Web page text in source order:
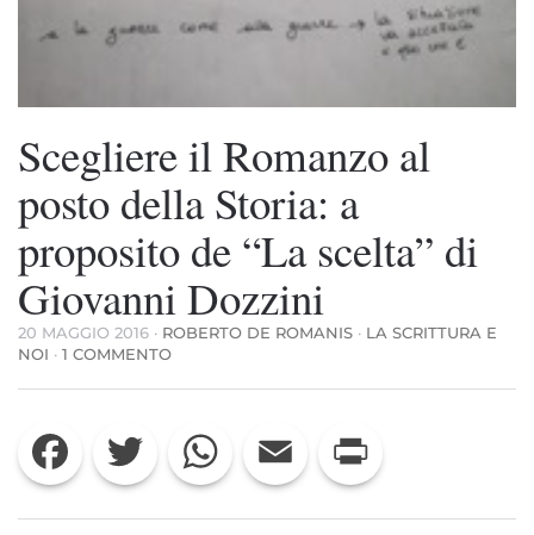
Scegliere il Romanzo al
posto della Storia: a
proposito de “La scelta” di
Giovanni Dozzini
20 MAGGIO 2016 · ROBERTO DE ROMANIS · LA SCRITTURA E
NOI · 1 COMMENTOSU
IL
AL
POSTO
DELLA
A
Facebook Twitter WhatsApp Email